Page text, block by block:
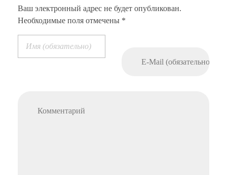
Ваш электронный адрес не будет опубликован.
Необходимые поля отмечены *